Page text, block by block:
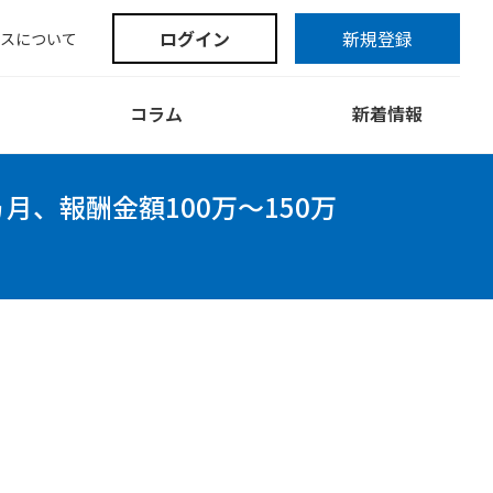
コラム 新着情報
について ログイン 新規登録
、報酬金額100万～150万